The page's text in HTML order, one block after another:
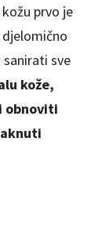
prvo je
sve
kože,
obnoviti